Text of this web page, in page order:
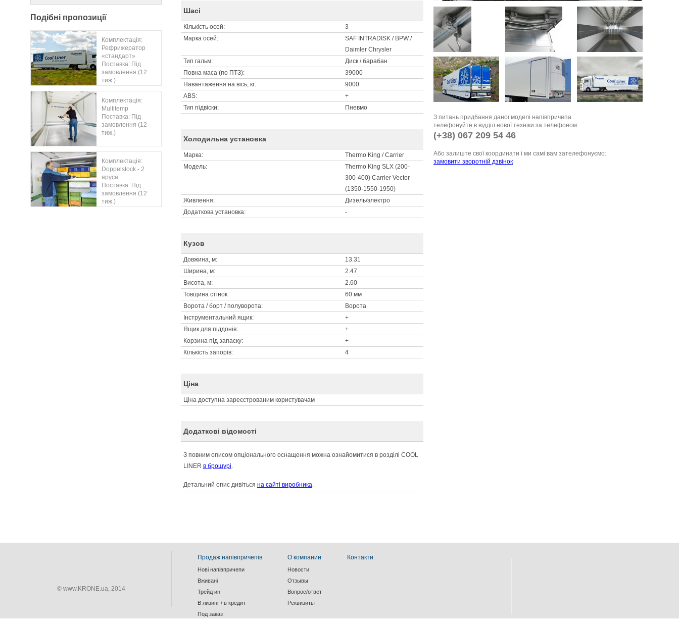
Подібні пропозиції
Комплектація:
Рефрижератор
«стандарт»
Поставка: Під
замовлення (12
тиж.)
Комплектація:
Multitemp
Поставка: Під
замовлення (12
тиж.)
Комплектація:
Doppelstock - 2
яруса
Поставка: Під
замовлення (12
тиж.)
Шасі
Кількість осей:
3
Марка осей:
SAF INTRADISK / BPW /
Daimler Chrysler
Тип гальм:
Диск / барабан
Повна маса (по ПТЗ):
39000
Навантаження на вісь, кг:
9000
ABS:
+
Тип підвіски:
Пневмо
Холодильна установка
Марка:
Thermo King / Carrier
Модель:
Thermo King SLX (200-
300-400) Carrier Vector
(1350-1550-1950)
Живлення:
Дизель/электро
Додаткова установка:
-
Кузов
Довжина, м:
13.31
Ширина, м:
2.47
Висота, м:
2.60
Товщина стінок:
60 мм
Ворота / борт / полуворота:
Ворота
Інструментальний ящик:
+
Ящик для піддонів:
+
Корзина під запаску:
+
Кількість запорів:
4
Ціна
Ціна доступна зареєстрованим користувачам
Додаткові відомості
З повним описом опціонального оснащення можна ознайомитися в розділі COOL
LINER в брошурі.
Детальний опис дивіться на сайті виробника.
З питань придбання даної моделі напівпричепа
телефонуйте в відділ нової техніки за телефоном:
(+38) 067 209 54 46
Або залиште свої координати і ми самі вам зателефонуємо:
замовити зворотній дзвінок
© www.KRONE.ua, 2014
Продаж напівпричепів
Нові напівпричепи
Вживанi
Трейд ин
В лизинг / в кредит
Под заказ
О компании
Новости
Отзывы
Вопрос/ответ
Реквизиты
Контакти